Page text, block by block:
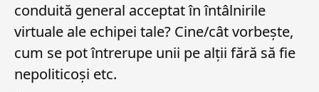
conduită general acceptat în întâlnirile
virtuale ale echipei tale? Cine/cât vorbește,
cum se pot întrerupe unii pe alții fără să fie
nepoliticoși etc.